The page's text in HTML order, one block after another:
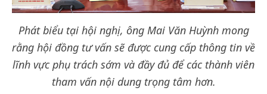
Phát biểu tại hội nghị, ông Mai Văn Huỳnh mong
rằng hội đồng tư vấn sẽ được cung cấp thông tin về
lĩnh vực phụ trách sớm và đầy đủ để các thành viên
tham vấn nội dung trọng tâm hơn.